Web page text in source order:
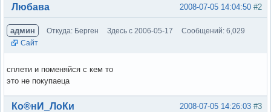
Вне форума #2
2008-07-05 14:04:50
Любава
админ Откуда: Берген Здесь с 2006-05-17
Сообщений: 6,029
Сайт
сплети и поменяйся с кем то
это не покупаеца
Вне форума #3
2008-07-05 14:26:03
Ко®нИ_ЛоКи